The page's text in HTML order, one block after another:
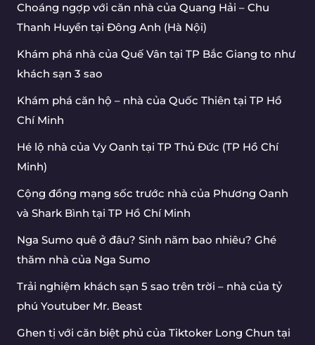
Choáng ngợp với căn nhà của Quang Hải – Chu
Thanh Huyền tại Đông Anh (Hà Nội)
Khám phá nhà của Quế Vân tại TP Bắc Giang to như
khách sạn 3 sao
Khám phá căn hộ – nhà của Quốc Thiên tại TP Hồ
Chí Minh
Hé lộ nhà của Vy Oanh tại TP Thủ Đức (TP Hồ Chí
Minh)
Cộng đồng mạng sốc trước nhà của Phương Oanh
và Shark Bình tại TP Hồ Chí Minh
Nga Sumo quê ở đâu? Sinh năm bao nhiêu? Ghé
thăm nhà của Nga Sumo
Trải nghiệm khách sạn 5 sao trên trời – nhà của tỷ
phú Youtuber Mr. Beast
Ghen tị với căn biệt phủ của Tiktoker Long Chun tại